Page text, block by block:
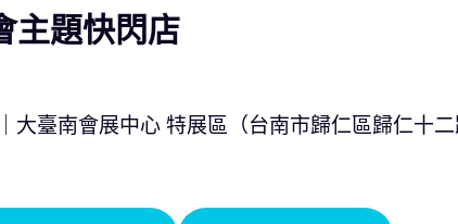
題快閃店
大臺南會展中心 特展區（台南市歸仁區歸仁十